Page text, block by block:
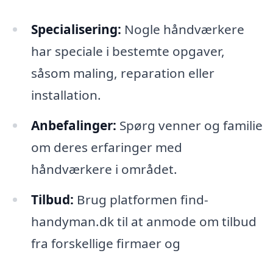
Specialisering: Nogle håndværkere
har speciale i bestemte opgaver,
såsom maling, reparation eller
installation.
Anbefalinger: Spørg venner og familie
om deres erfaringer med
håndværkere i området.
Tilbud: Brug platformen find-
handyman.dk til at anmode om tilbud
fra forskellige firmaer og